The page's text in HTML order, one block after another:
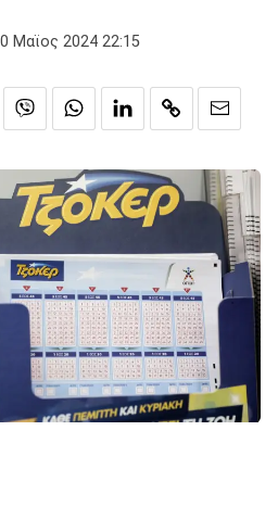
Μαϊος 2024 22:15